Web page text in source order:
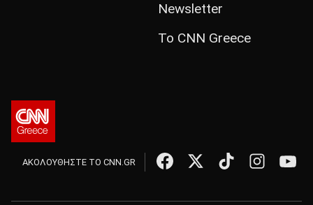
Newsletter
Το CNN Greece
ΑΚΟΛΟΥΘΗΣΤΕ ΤΟ CNN.GR